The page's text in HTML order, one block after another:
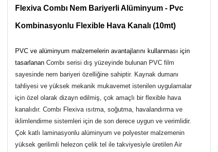
Flexiva Combı Nem Bariyerli Alüminyum - Pvc
Kombinasyonlu Flexible Hava Kanalı (10mt)
PVC ve alüminyum malzemelerin avantajlarını kullanması için
tasarlanan Combı serisi dış yüzeyinde bulunan PVC film
sayesinde nem bariyeri özelliğine sahiptir. Kaynak dumanı
tahliyesi ve yüksek mekanik mukavemet istenilen uygulamalar
için özel olarak dizayn edilmiş, çok amaçlı bir flexible hava
kanalıdır. Combı Flexiva ısıtma, soğutma, havalandırma ve
iklimlendirme sistemleri için de son derece uygun ve verimlidir.
Çok katlı laminasyonlu alüminyum ve polyester malzemenin
yüksek gerilimli helezon çelik tel ile takviyesiyle üretilen Air